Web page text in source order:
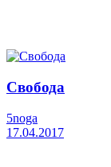
Свобода
5noga
17.04.2017